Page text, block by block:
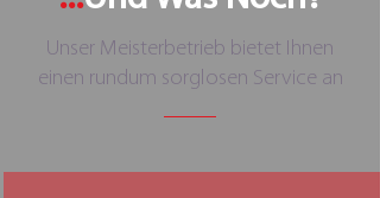
Unser Meisterbetrieb bietet Ihnen
einen rundum sorglosen Service an